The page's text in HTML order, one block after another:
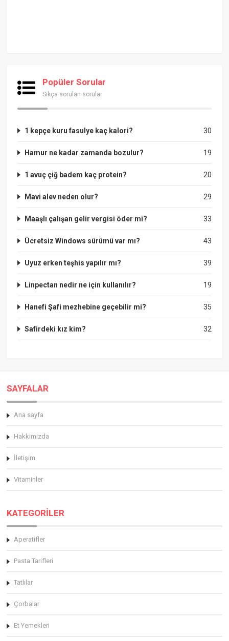
Popüler Sorular
Sıkça sorulan sorular
30
1 kepçe kuru fasulye kaç kalori?
19
Hamur ne kadar zamanda bozulur?
20
1 avuç çiğ badem kaç protein?
29
Mavi alev neden olur?
33
Maaşlı çalışan gelir vergisi öder mi?
43
Ücretsiz Windows sürümü var mı?
39
Uyuz erken teşhis yapılır mı?
19
Linpectan nedir ne için kullanılır?
35
Hanefi Şafi mezhebine geçebilir mi?
32
Safirdeki kız kim?
SAYFALAR
Ana sayfa
Hakkimizda
İletişim
Vitaminler
KATEGORİLER
Aperatifler
Pasta Tarifleri
Tatlılar
Çorbalar
Et Yemekleri